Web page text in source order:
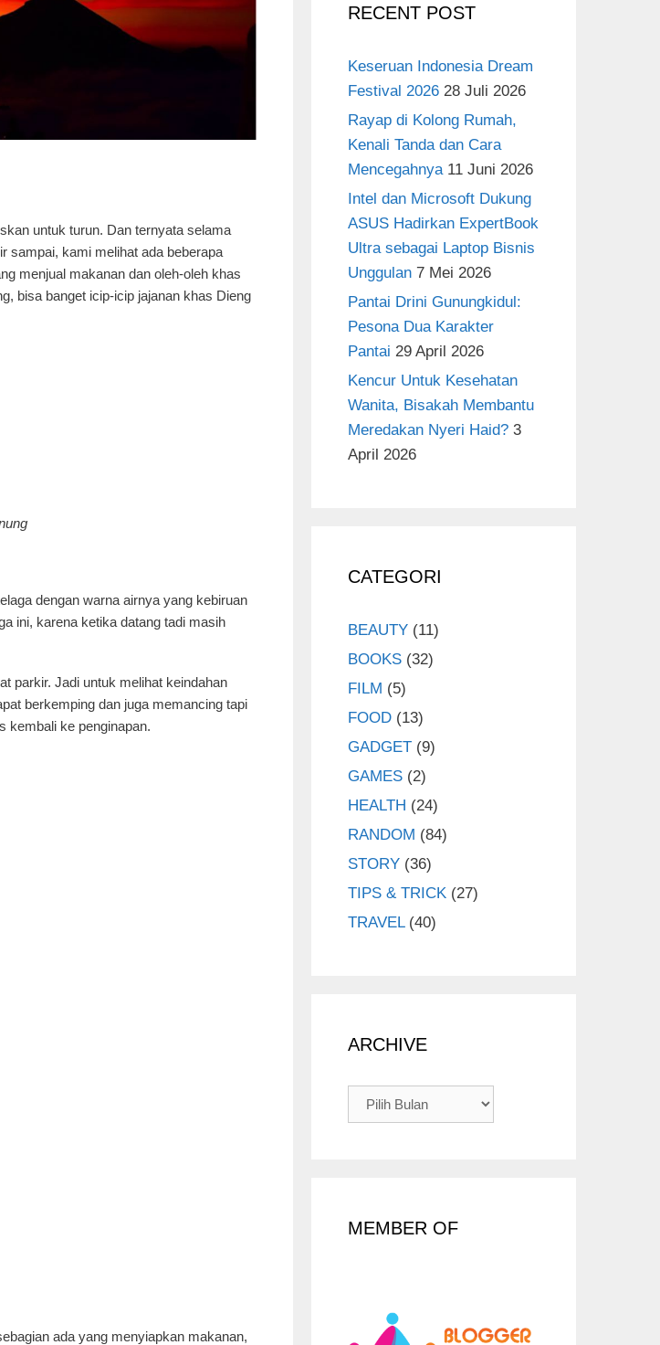
untuk turun. Dan ternyata selama
sampai, kami melihat ada beberapa
menjual makanan dan oleh-oleh khas
bisa banget icip-icip jajanan khas Dieng
dengan warna airnya yang kebiruan
ini, karena ketika datang tadi masih
parkir. Jadi untuk melihat keindahan
berkemping dan juga memancing tapi
kembali ke penginapan.
ada yang menyiapkan makanan,
RECENT POST
Keseruan Indonesia Dream
Festival 2026 28 Juli 2026
Rayap di Kolong Rumah,
Kenali Tanda dan Cara
Mencegahnya 11 Juni 2026
Intel dan Microsoft Dukung
ASUS Hadirkan ExpertBook
Ultra sebagai Laptop Bisnis
Unggulan 7 Mei 2026
Pantai Drini Gunungkidul:
Pesona Dua Karakter
Pantai 29 April 2026
Kencur Untuk Kesehatan
Wanita, Bisakah Membantu
Meredakan Nyeri Haid? 3
April 2026
CATEGORI
BEAUTY (11)
BOOKS (32)
FILM (5)
FOOD (13)
GADGET (9)
GAMES (2)
HEALTH (24)
RANDOM (84)
STORY (36)
TIPS & TRICK (27)
TRAVEL(40)
ARCHIVE
ARCHIVE
MEMBER OF